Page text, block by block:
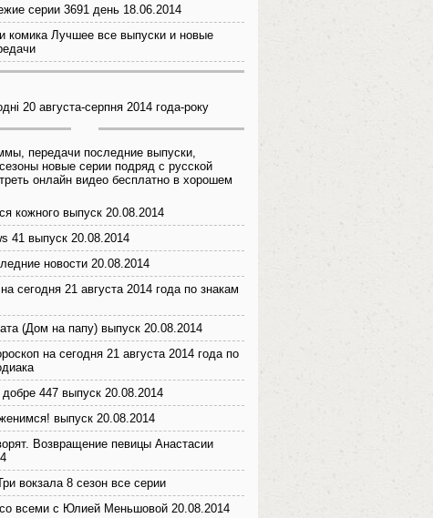
серии 3691 день 18.06.2014
комика Лучшее все выпуски и новые
20 августа-серпня 2014 года-року
передачи последние выпуски,
новые серии подряд с русской
онлайн видео бесплатно в хорошем
кожного выпуск 20.08.2014
41 выпуск 20.08.2014
новости 20.08.2014
сегодня 21 августа 2014 года по знакам
(Дом на папу) выпуск 20.08.2014
на сегодня 21 августа 2014 года по
447 выпуск 20.08.2014
выпуск 20.08.2014
Возвращение певицы Анастасии
вокзала 8 сезон все серии
всеми с Юлией Меньшовой 20.08.2014